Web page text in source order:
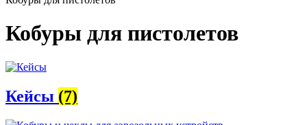
Кобуры для пистолетов
Кейсы (7)